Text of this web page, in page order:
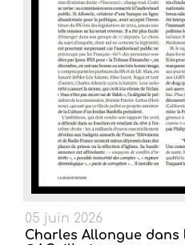
05 juin 2026
Charles Allongue dans